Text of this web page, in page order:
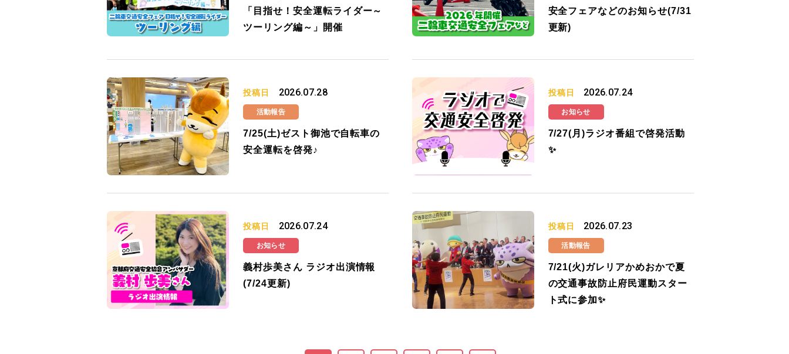
「目指せ！安全運転ライダー～
ツーリング編～」開催
安全フェアなどのお知らせ(7/31
更新)
投稿日 2026.07.28
活動報告
7/25(土)ゼスト御池で自転車の
安全運転を啓発♪
投稿日 2026.07.24
お知らせ
7/27(月)ラジオ番組で啓発活動
✨
投稿日 2026.07.24
お知らせ
義村歩美さん ラジオ出演情報
(7/24更新)
投稿日 2026.07.23
活動報告
7/21(火)ガレリアかめおかで夏
の交通事故防止府民運動スター
ト式に参加✨